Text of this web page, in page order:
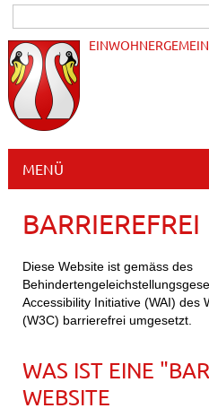
MENÜ
BARRIEREFREI
Diese Website ist gemäss des
Accessibility Initiative (WAI) des
(W3C) barrierefrei umgesetzt.
WAS IST EINE
WEBSITE